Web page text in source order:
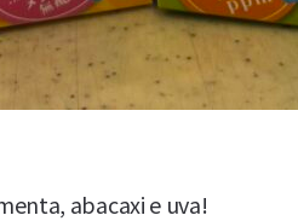
abacaxi e uva!